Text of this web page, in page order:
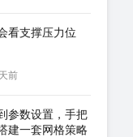
看支撑压力位
前
参数设置，手把
建一套网格策略